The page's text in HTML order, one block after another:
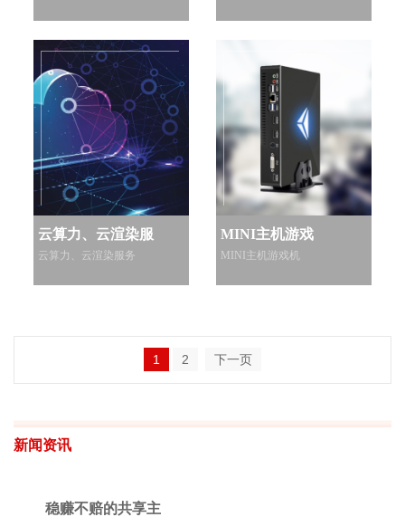
云算力、云渲染服
云算力、云渲染服务
MINI主机游戏
MINI主机游戏机
1 2 下一页
新闻资讯
稳赚不赔的共享主